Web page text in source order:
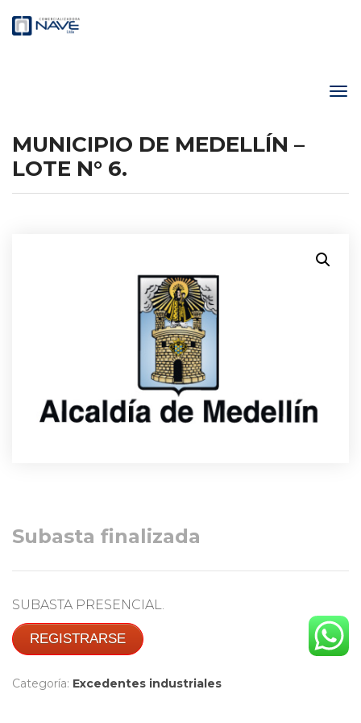
MUNICIPIO DE MEDELLÍN –
LOTE N° 6.
Subasta finalizada
SUBASTA PRESENCIAL.
REGISTRARSE
Categoría: Excedentes industriales